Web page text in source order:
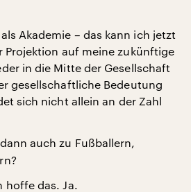
Akademie – das kann ich jetzt
Projektion auf meine zukünftige
in die Mitte der Gesellschaft
gesellschaftliche Bedeutung
sich nicht allein an der Zahl
auch zu Fußballern,
hoffe das. Ja.